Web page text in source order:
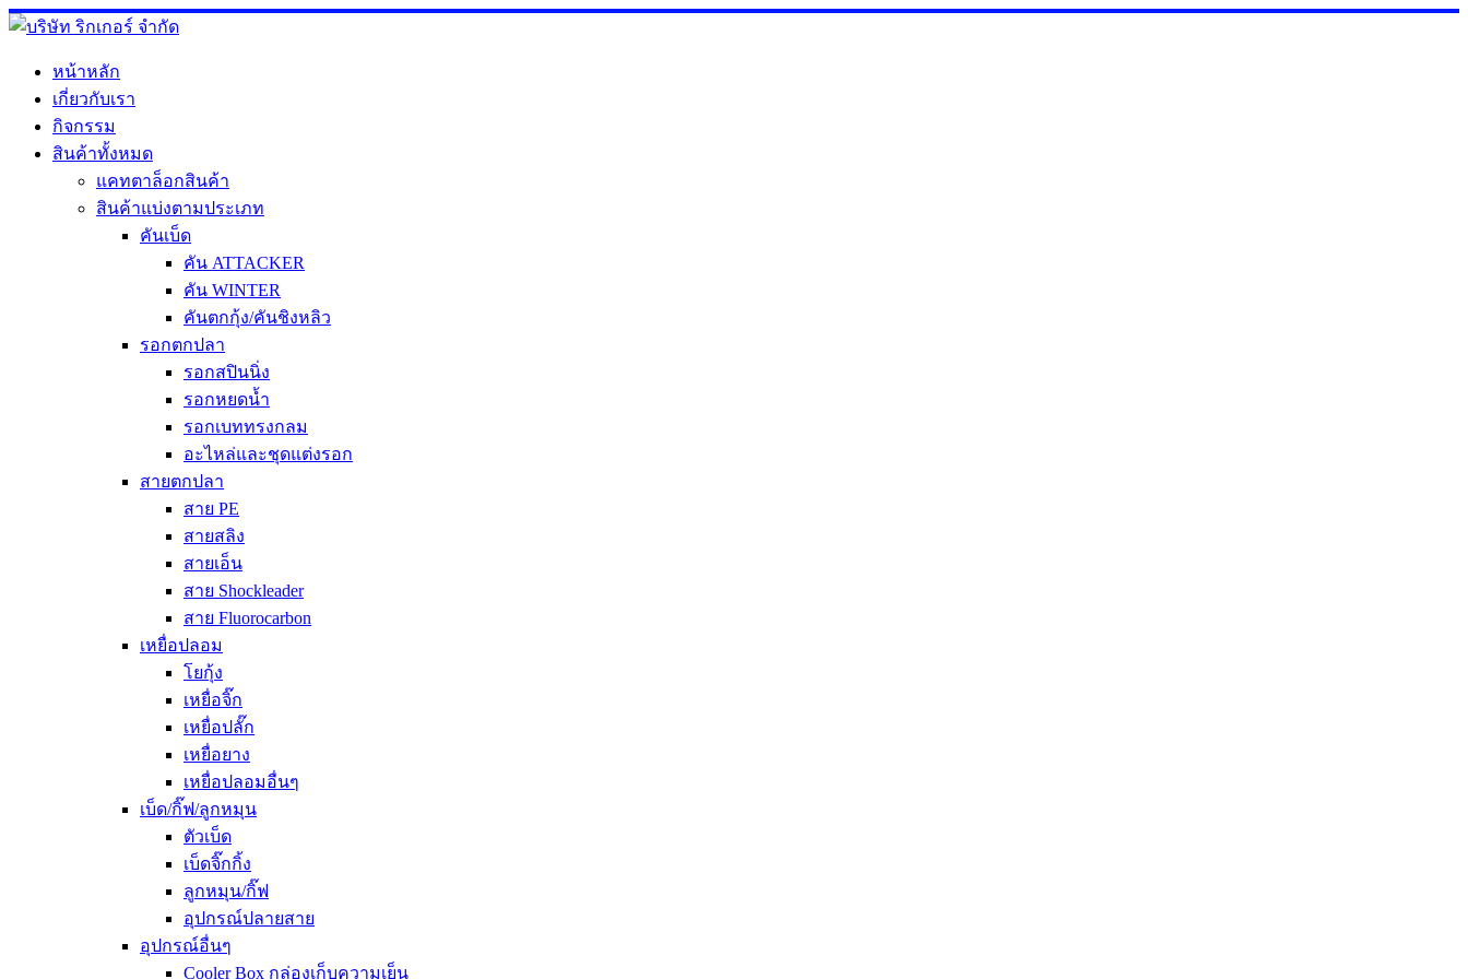
Skip
to
หน้าหลัก
เกี่ยวกับเรา
กิจกรรม
สินค้าทั้งหมด
แคทตาล็อกสินค้า
สินค้าแบ่งตามประเภท
คันเบ็ด
คัน ATTACKER
คัน WINTER
คันตกกุ้ง/คันชิงหลิว
รอกตกปลา
รอกสปินนิ่ง
รอกหยดน้ำ
รอกเบททรงกลม
อะไหล่และชุดแต่งรอก
สายตกปลา
สาย PE
สายสลิง
สายเอ็น
สาย Shockleader
สาย Fluorocarbon
เหยื่อปลอม
โยกุ้ง
เหยื่อจิ๊ก
เหยื่อปลั๊ก
เหยื่อยาง
เหยื่อปลอมอื่นๆ
เบ็ด/กิ๊ฟ/ลูกหมุน
ตัวเบ็ด
เบ็ดจิ๊กกิ้ง
ลูกหมุน/กิ๊ฟ
อุปกรณ์ปลายสาย
อุปกรณ์อื่นๆ
Cooler Box กล่องเก็บความเย็น